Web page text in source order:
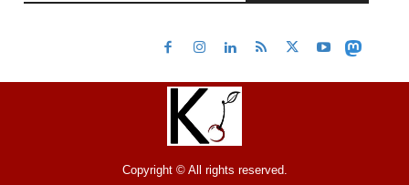
Copyright © All rights reserved.